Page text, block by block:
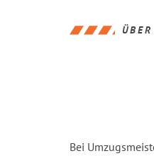
Bei